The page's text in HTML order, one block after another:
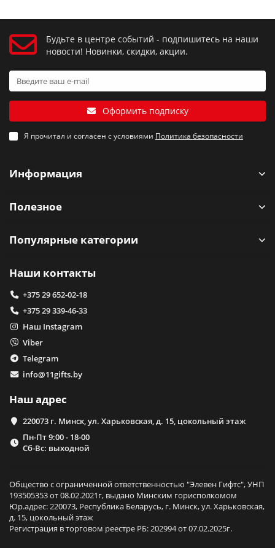
Будьте в центре событий - подпишитесь на наши
новости! Новинки, скидки, акции.
Оформить подписку
Я прочитал и согласен с условиями Политика безопасности
Информация
Полезное
Популярные категории
Наши контакты
+375 29 652-02-18
+375 29 339-46-33
Наш Instagram
Viber
Telegram
info@11gifts.by
Наш адрес
220073 г. Минск, ул. Харьковская, д. 15, цокольный этаж
Пн-Пт 9:00 - 18-00
Сб-Вс: выходной
Общество с ограниченной ответственностью "Элевен Гифтс", УНП
193505353 от 08.02.2021г, выдано Минским горисполкомом
Юр.адрес: 220073, Республика Беларусь, г. Минск, ул. Харьковская,
д. 15, цокольный этаж
Регистрация в торговом реестре РБ: 202994 от 07.02.2025г.